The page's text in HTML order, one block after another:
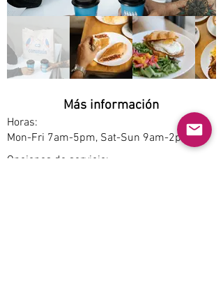
Más información
Horas:
Mon-Fri 7am-5pm, Sat-Sun 9am-2pm.
Opciones de servicio: